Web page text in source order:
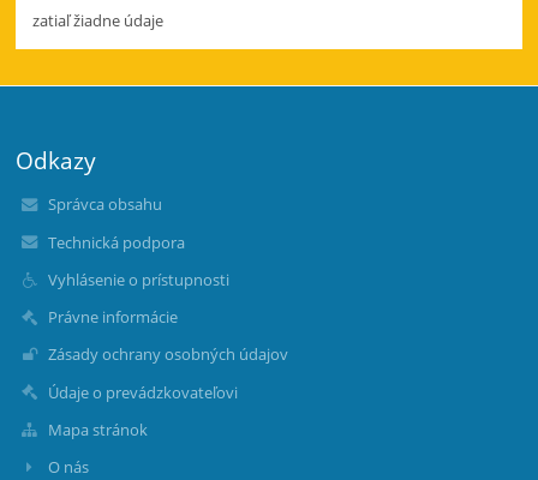
zatiaľ žiadne údaje
Odkazy
Správca obsahu
Technická podpora
Vyhlásenie o prístupnosti
Právne informácie
Zásady ochrany osobných údajov
Údaje o prevádzkovateľovi
Mapa stránok
O nás